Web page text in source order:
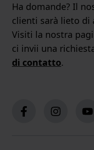
Ha domande? Il
clienti sarà lieto di
Visiti la nostra
ci invii una
di contatto.